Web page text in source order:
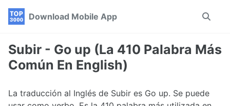
Skip
navigation
Skip
Skip
Download Mobile App
Toggle
Subir - Go up (La 410 Palabra Más
Común En English)
La traducción al Inglés de Subir es Go up. Se puede